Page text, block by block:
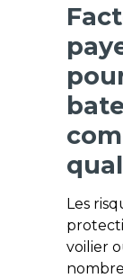
Les
voilier